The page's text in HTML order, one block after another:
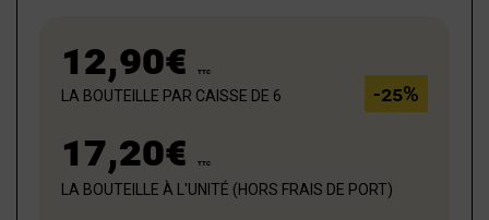
12,90€ TTC
la bouteille par caisse de 6 -25%
17,20€ TTC
la bouteille à l'unité (hors frais de port)